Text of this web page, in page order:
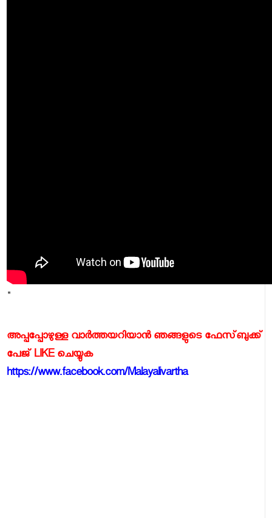
"
അപ്പപ്പോഴുള്ള വാര്‍ത്തയറിയാന്‍ ഞങ്ങളുടെ ഫേസ്‌ബുക്ക്‌
പേജ് LIKE ചെയ്യുക
https://www.facebook.com/Malayalivartha